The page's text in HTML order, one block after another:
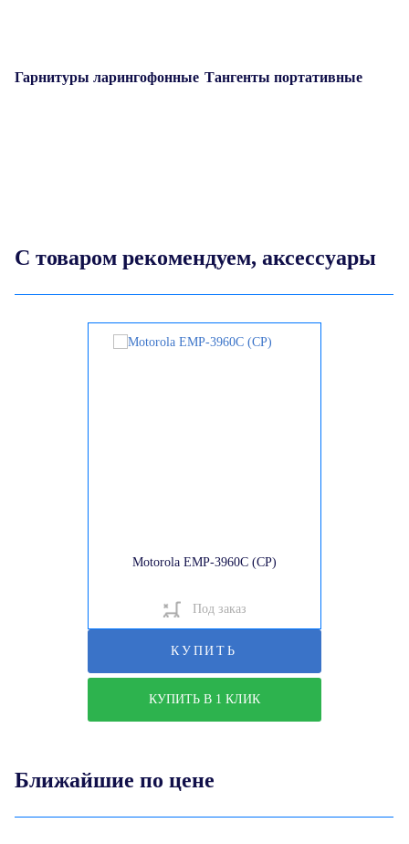
Гарнитуры ларингофонные Тангенты портативные
С товаром рекомендуем, аксессуары
Motorola EMP-3960C (CP)
Под заказ
КУПИТЬ
КУПИТЬ В 1 КЛИК
Ближайшие по цене